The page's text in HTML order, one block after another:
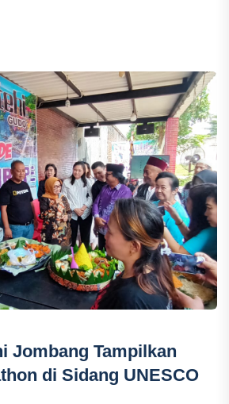
Jombang Tampilkan
di Sidang UNESCO